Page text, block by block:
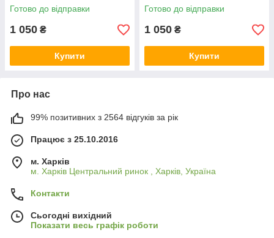
Готово до відправки
1 050 ₴
Купити
Готово до відправки
1 050 ₴
Купити
Про нас
99% позитивних з 2564 відгуків за рік
Працює з 25.10.2016
м. Харків
м. Харків Центральний ринок , Харків, Україна
Контакти
Сьогодні вихідний
Показати весь графік роботи